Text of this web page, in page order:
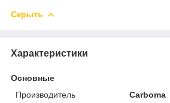
Скрыть
Характеристики
Основные
Производитель
Carboma